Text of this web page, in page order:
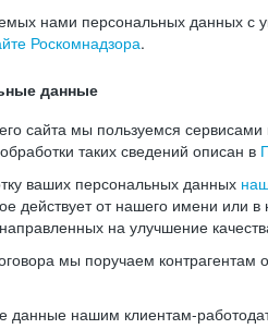
нами персональных данных с
Роскомнадзора.
данные
сайта мы пользуемся
таких сведений описан в
ваших персональных данных
действует от нашего имени
на улучшение
мы поручаем
нашим клиентам-